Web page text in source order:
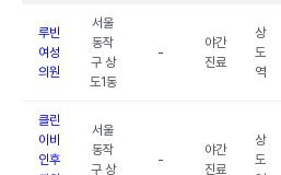
루빈
여성
의원
서울
동작
구 상
도1동
-
야간
진료
상
도
역
클린
이비
인후
서울
동작
구 상
-
야간
진료
상
도